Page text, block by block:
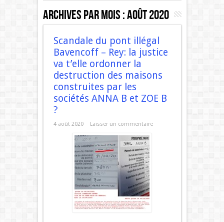
Archives par mois :août 2020
Scandale du pont illégal
Bavencoff – Rey: la justice
va t’elle ordonner la
destruction des maisons
construites par les
sociétés ANNA B et ZOE B
?
4 août 2020 Laisser un commentaire